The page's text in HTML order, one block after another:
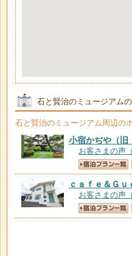
石と賢治のミュージアムの
石と賢治のミュージアム周辺の
小宿かぢや（旧
お客さまの声
ｃａｆｅ＆Ｇ
お客さまの声